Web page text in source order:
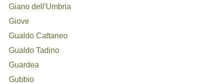
Giano dell'Umbria
Giove
Gualdo Cattaneo
Gualdo Tadino
Guardea
Gubbio